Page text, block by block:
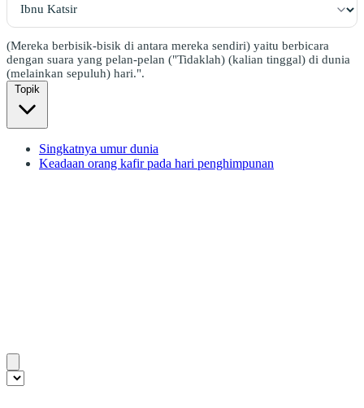
(Mereka berbisik-bisik di antara mereka sendiri) yaitu berbicara
dengan suara yang pelan-pelan ("Tidaklah) (kalian tinggal) di dunia
(melainkan sepuluh) hari.".
Topik
Singkatnya umur dunia
Keadaan orang kafir pada hari penghimpunan